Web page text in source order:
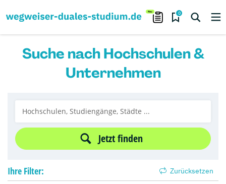
0
Suche nach Hochschulen &
Unternehmen
Jetzt finden
Ihre Filter: Zurücksetzen